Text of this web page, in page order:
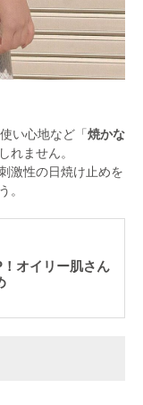
い心地など「焼かな
れません。
激性の日焼け止めを
。
オイリー肌さん